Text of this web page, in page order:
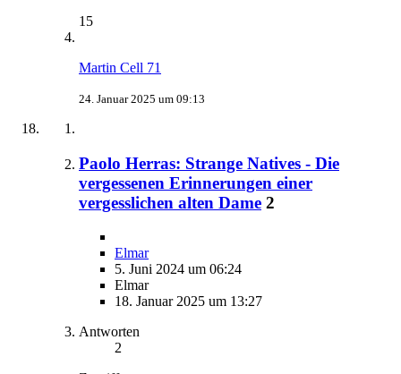
15
Martin Cell 71
24. Januar 2025 um 09:13
Paolo Herras: Strange Natives - Die
vergessenen Erinnerungen einer
vergesslichen alten Dame 2
Elmar
5. Juni 2024 um 06:24
Elmar
18. Januar 2025 um 13:27
Antworten
2